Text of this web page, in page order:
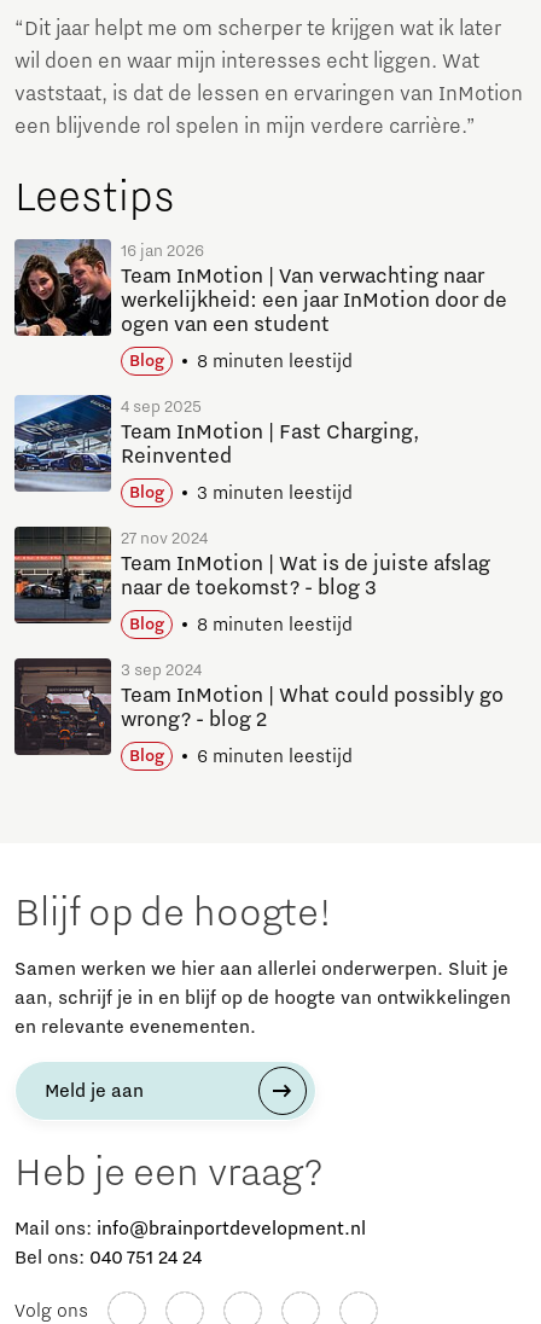
“Dit jaar helpt me om scherper te krijgen wat ik later
wil doen en waar mijn interesses echt liggen. Wat
vaststaat, is dat de lessen en ervaringen van InMotion
een blijvende rol spelen in mijn verdere carrière.”
Leestips
16 jan 2026
Team InMotion | Van verwachting naar
werkelijkheid: een jaar InMotion door de
ogen van een student
Blog 8 minuten leestijd
4 sep 2025
Team InMotion | Fast Charging,
Reinvented
Blog 3 minuten leestijd
27 nov 2024
Team InMotion | Wat is de juiste afslag
naar de toekomst? - blog 3
Blog 8 minuten leestijd
3 sep 2024
Team InMotion | What could possibly go
wrong? - blog 2
Blog 6 minuten leestijd
Blijf op de hoogte!
Samen werken we hier aan allerlei onderwerpen. Sluit je
aan, schrijf je in en blijf op de hoogte van ontwikkelingen
en relevante evenementen.
Meld je aan
Heb je een vraag?
Mail ons: info@brainportdevelopment.nl
Bel ons: 040 751 24 24
Volg ons